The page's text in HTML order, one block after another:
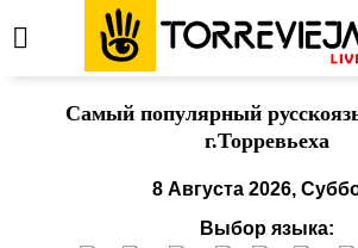
Cамый популярный
г.Торревьеха
8 Августа 2026,
Выбор языка: